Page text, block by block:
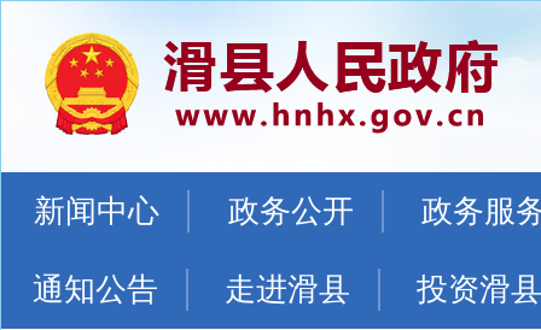
新闻中心 政务公开 政务服
通知公告 走进滑县 投资滑县